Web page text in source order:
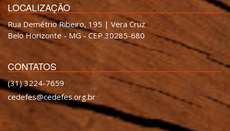
LOCALIZAÇÃO
Rua Demétrio Ribeiro, 195 | Vera Cruz
Belo Horizonte - MG - CEP 30285-680
CONTATOS
(31) 3224-7659
cedefes@cedefes.org.br